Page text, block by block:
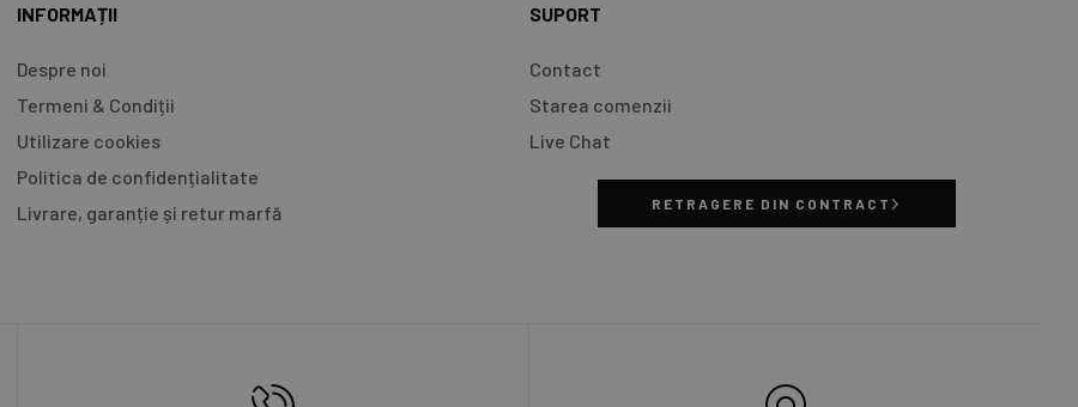
INFORMAȚII
Despre noi
Termeni & Condiții
Utilizare cookies
Politica de confidențialitate
Livrare, garanție și retur marfă​
SUPORT
Contact
Starea comenzii
Live Chat
RETRAGERE DIN CONTRACT